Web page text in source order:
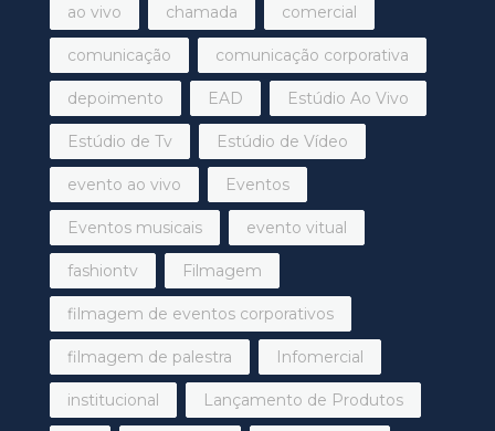
ao vivo chamada comercial
comunicação comunicação corporativa
depoimento EAD Estúdio Ao Vivo
Estúdio de Tv Estúdio de Vídeo
evento ao vivo Eventos
Eventos musicais evento vitual
fashiontv Filmagem
filmagem de eventos corporativos
filmagem de palestra Infomercial
institucional Lançamento de Produtos